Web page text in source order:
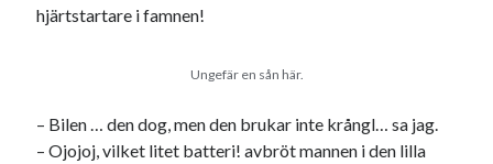
hjärtstartare i famnen!
Ungefär en sån här.
– Bilen … den dog, men den brukar inte krångl… sa jag.
– Ojojoj, vilket litet batteri! avbröt mannen i den lilla